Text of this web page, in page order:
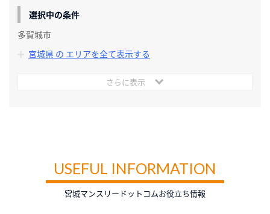
選択中の条件
多賀城市
宮城県 の エリアを全て表示する
さらに表示
USEFUL INFORMATION
宮城マンスリードットコムお役立ち情報